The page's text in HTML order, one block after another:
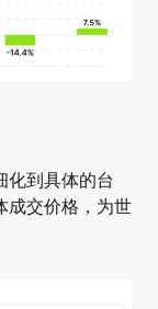
化到具体的台
成交价格，为世